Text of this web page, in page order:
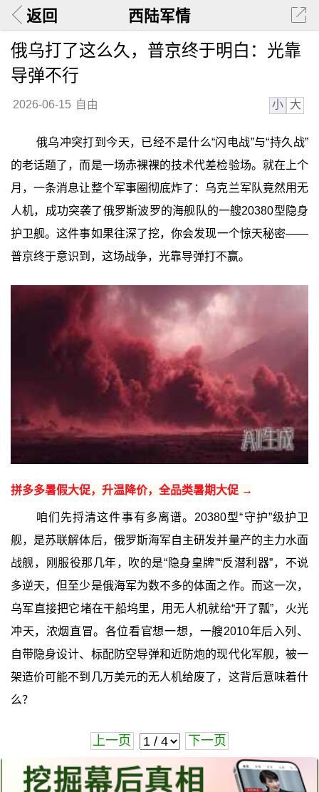
返回 西陆军情
俄乌打了这么久，普京终于明白：光靠
导弹不行
2026-06-15 自由 小 大
俄乌冲突打到今天，已经不是什么“闪电战”与“持久战”
的老话题了，而是一场赤裸裸的技术代差检验场。就在上个
月，一条消息让整个军事圈彻底炸了：乌克兰军队竟然用无
人机，成功突袭了俄罗斯波罗的海舰队的一艘20380型隐身
护卫舰。这件事如果往深了挖，你会发现一个惊天秘密——
普京终于意识到，这场战争，光靠导弹打不赢。
拼多多暑假大促，升温降价，全品类暑期大促 →
咱们先捋清这件事有多离谱。20380型“守护”级护卫
舰，是苏联解体后，俄罗斯海军自主研发并量产的主力水面
战舰，刚服役那几年，吹的是“隐身皇牌”“反潜利器”，不说
多逆天，但至少是俄海军为数不多的体面之作。而这一次，
乌军直接把它堵在干船坞里，用无人机就给“开了瓢”，火光
冲天，浓烟直冒。各位看官想一想，一艘2010年后入列、
自带隐身设计、标配防空导弹和近防炮的现代化军舰，被一
架造价可能不到几万美元的无人机给废了，这背后意味着什
么？
上一页 下一页